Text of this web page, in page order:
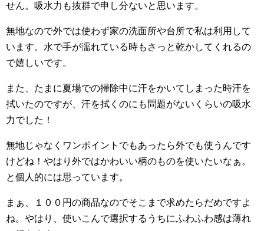
せん。吸水力も抜群で申し分ないと思います。
無地なので外では使わず家の洗面所や台所で私は利用して
います。水で手が濡れている時もさっと乾かしてくれるの
で嬉しいです。
また、たまに夏場での掃除中に汗をかいてしまった時汗を
拭いたのですが、汗を拭くのにも問題がないくらいの吸水
力でした！
無地じゃなくワンポイントでもあったら外でも使うんです
けどね！やはり外ではかわいい柄のものを使いたいなぁ。
と個人的には思っています。
まぁ、１００円の商品なのでそこまで求めたらだめですよ
ね。やはり、使いこんで選択するうちにふわふわ感は薄れ